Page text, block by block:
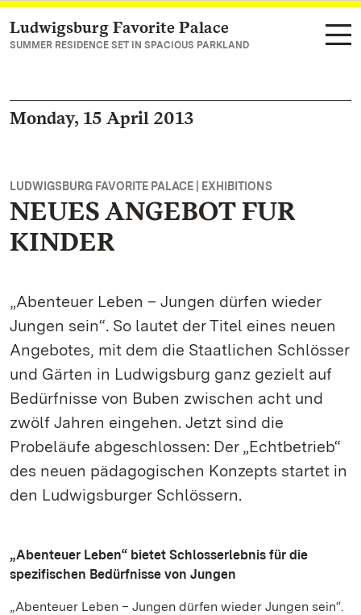
Navigate to main page
Ludwigsburg Favorite Palace
SUMMER RESIDENCE SET IN SPACIOUS PARKLAND
Monday, 15 April 2013
LUDWIGSBURG FAVORITE PALACE | EXHIBITIONS
NEUES ANGEBOT FUR
KINDER
„Abenteuer Leben – Jungen dürfen wieder
Jungen sein“. So lautet der Titel eines neuen
Angebotes, mit dem die Staatlichen Schlösser
und Gärten in Ludwigsburg ganz gezielt auf
Bedürfnisse von Buben zwischen acht und
zwölf Jahren eingehen. Jetzt sind die
Probeläufe abgeschlossen: Der „Echtbetrieb“
des neuen pädagogischen Konzepts startet in
den Ludwigsburger Schlössern.
„Abenteuer Leben“ bietet Schlosserlebnis für die
spezifischen Bedürfnisse von Jungen
„Abenteuer Leben – Jungen dürfen wieder Jungen sein“.